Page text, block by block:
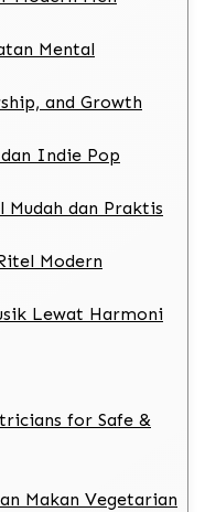
Mental
and Growth
Indie Pop
Mudah dan Praktis
Modern
Lewat Harmoni
for Safe &
Makan Vegetarian